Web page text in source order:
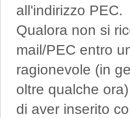
all'indirizzo PEC.
Qualora non si
mail/PEC entro
ragionevole (in
oltre qualche
di aver inserito